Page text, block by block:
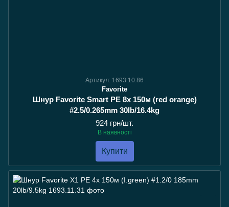
Артикул: 1693.10.86
Favorite
Шнур Favorite Smart PE 8x 150м (red orange)
#2.5/0.265mm 30lb/16.4kg
924 грн/шт.
В наявності
Купити